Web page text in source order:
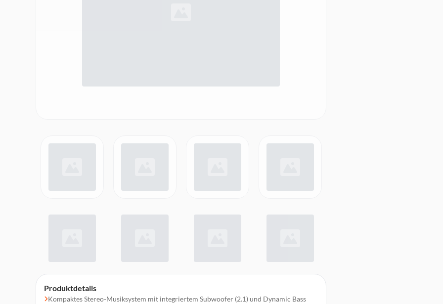
Produktdetails
Kompaktes Stereo-Musiksystem mit integriertem Subwoofer (2.1) und Dynamic Bass